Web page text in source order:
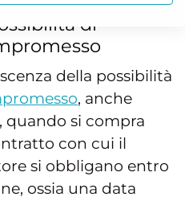
di
della possibilità
, anche
si compra
con cui il
si obbligano entro
ossia una data